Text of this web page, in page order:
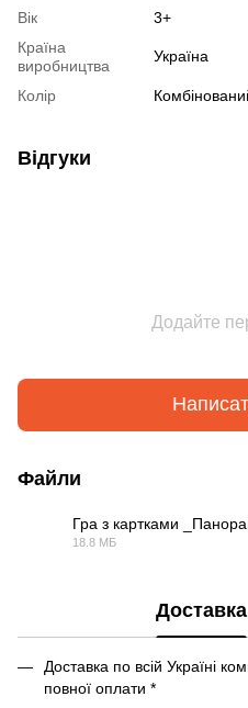
Вік
3+
Країна
виробництва
Україна
Колір
Відгуки
Додайте
Файли
Гра з картками
18.8 МБ
Доставка
Доставка по всій Україні
повної оплати *